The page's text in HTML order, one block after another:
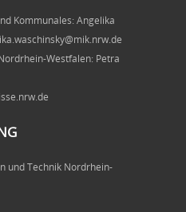
Kommunales: Angelika
Westfalen: Petra
und Technik Nordrhein-